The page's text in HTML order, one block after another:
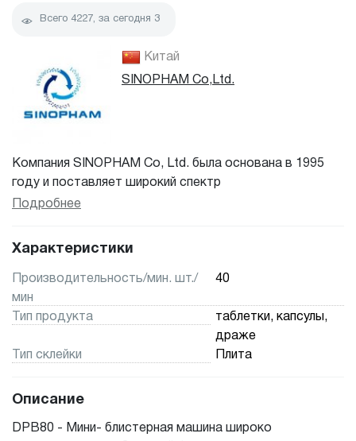
Всего 4227, за сегодня 3
Китай
SINOPHAM Co,Ltd.
Компания SINOPHAM Co, Ltd. была основана в 1995
году и поставляет широкий спектр
фармацевтического оборудования, медицинского
оборудование различным клиентам и можем
соответствии с вашими конкретными потребностями.
Обладая более чем 20-летним опытом, мы можем
помочь вам получить консультацию по новейшим
технологиям и лучшему оборудованию. Мы можем
найти решения для самых разных задач, поэтому, если
обращаться к нам.
Подробнее
Характеристики
Производительность/мин. шт./
мин
40
Тип продукта
таблетки, капсулы,
драже
Тип склейки
Плита
Описание
DPB80 - Мини- блистерная машина широко